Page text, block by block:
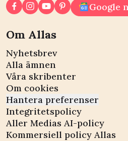
Google
Om Allas
Nyhetsbrev
Alla ämnen
Våra skribenter
Om cookies
Hantera preferenser
Integritetspolicy
Aller Medias AI-policy
Kommersiell policy Allas